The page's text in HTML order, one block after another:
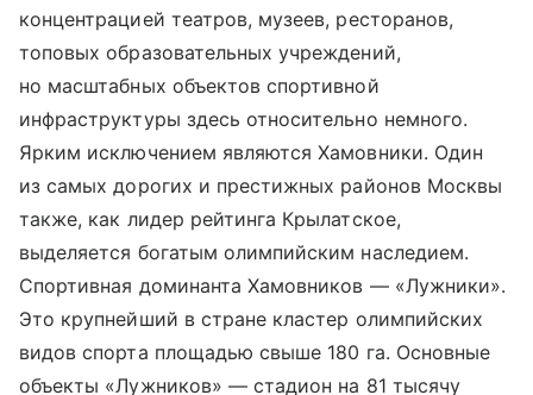
концентрацией театров, музеев, ресторанов,
топовых образовательных учреждений,
но масштабных объектов спортивной
инфраструктуры здесь относительно немного.
Ярким исключением являются Хамовники. Один
из самых дорогих и престижных районов Москвы
также, как лидер рейтинга Крылатское,
выделяется богатым олимпийским наследием.
Спортивная доминанта Хамовников — «Лужники».
Это крупнейший в стране кластер олимпийских
видов спорта площадью свыше 180 га. Основные
объекты «Лужников» — стадион на 81 тысячу